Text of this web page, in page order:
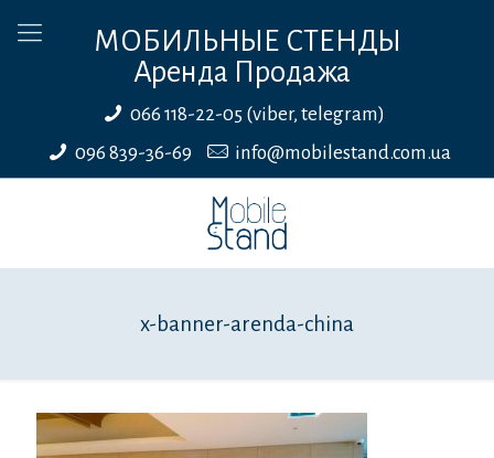
МОБИЛЬНЫЕ СТЕНДЫ
Аренда Продажа
066 118-22-05 (viber, telegram)
096 839-36-69
info@mobilestand.com.ua
x-banner-arenda-china